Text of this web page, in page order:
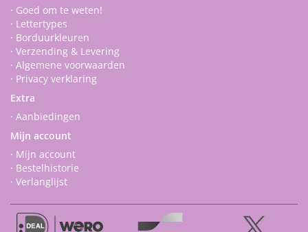
· Goed om te weten!
· Lettertypes
· Borduurkleuren
· Verzending & Levering
· Algemene voorwaarden
· Privacy verklaring
Extra
· Aanbiedingen
Mijn account
· Mijn account
· Bestelhistorie
· Verlanglijst